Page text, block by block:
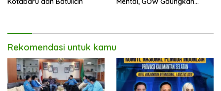
Rekomendasi untuk kamu